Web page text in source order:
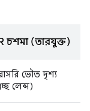
চশমা (তারযুক্ত)
ভৌত ​​দৃশ্য
লেন্স)